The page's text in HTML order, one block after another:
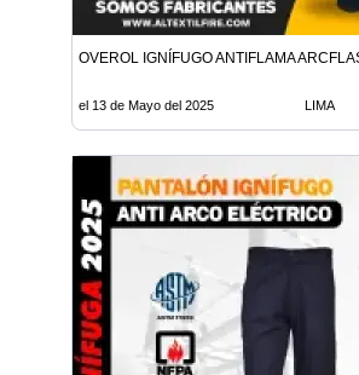
OVEROL IGNÍFUGO ANTIFLAMA
el 13 de Mayo del 2025 LIMA